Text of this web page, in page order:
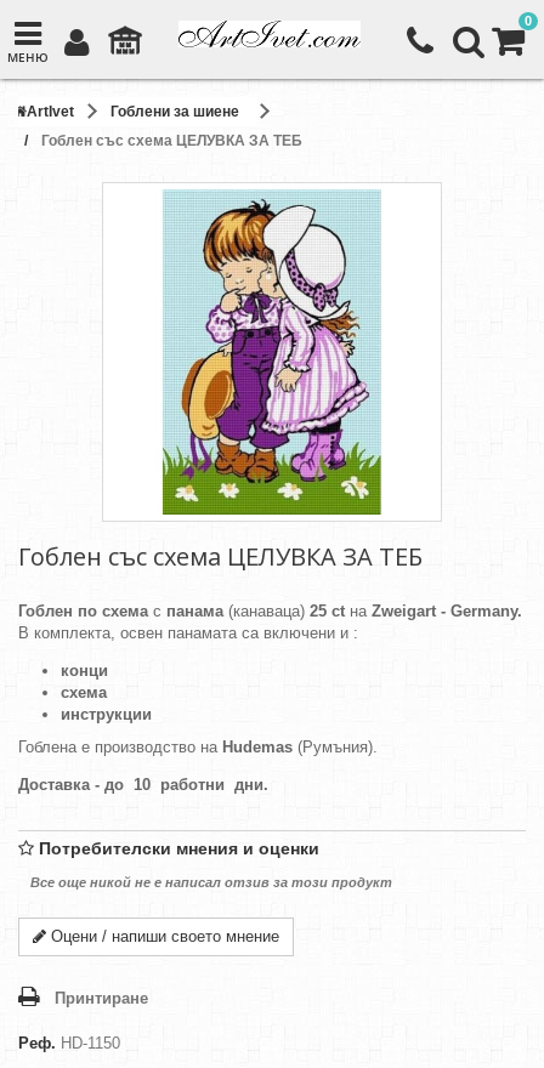
МЕНЮ
0
ArtIvet
Гоблени за шиене
Гоблен със схема ЦЕЛУВКА ЗА ТЕБ
Гоблен със схема ЦЕЛУВКА ЗА ТЕБ
Гоблен по схемас панама(канаваца) 25 ctна Zweigart - Germany.
В комплекта, освен панамата са включени и :
конци
схема
инструкции
Гоблена е производство на Hudemas (Румъния).
Доставка - до 10 работни дни.
Потребителски мнения и оценки
Все още никой не е написал отзив за този продукт
Оцени / напиши своето мнение
Принтиране
Реф. HD-1150